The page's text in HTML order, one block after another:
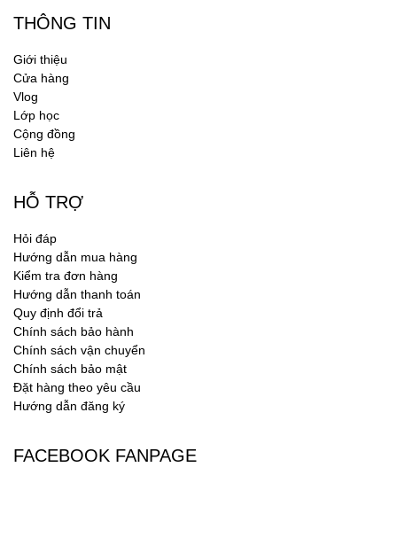
THÔNG TIN
Giới thiệu
Cửa hàng
Vlog
Lớp học
Cộng đồng
Liên hệ
HỖ TRỢ
Hỏi đáp
Hướng dẫn mua hàng
Kiểm tra đơn hàng
Hướng dẫn thanh toán
Quy định đổi trả
Chính sách bảo hành
Chính sách vận chuyển
Chính sách bảo mật
Đặt hàng theo yêu cầu
Hướng dẫn đăng ký
FACEBOOK FANPAGE